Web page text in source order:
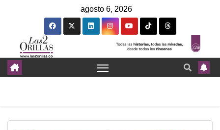
agosto 6, 2026